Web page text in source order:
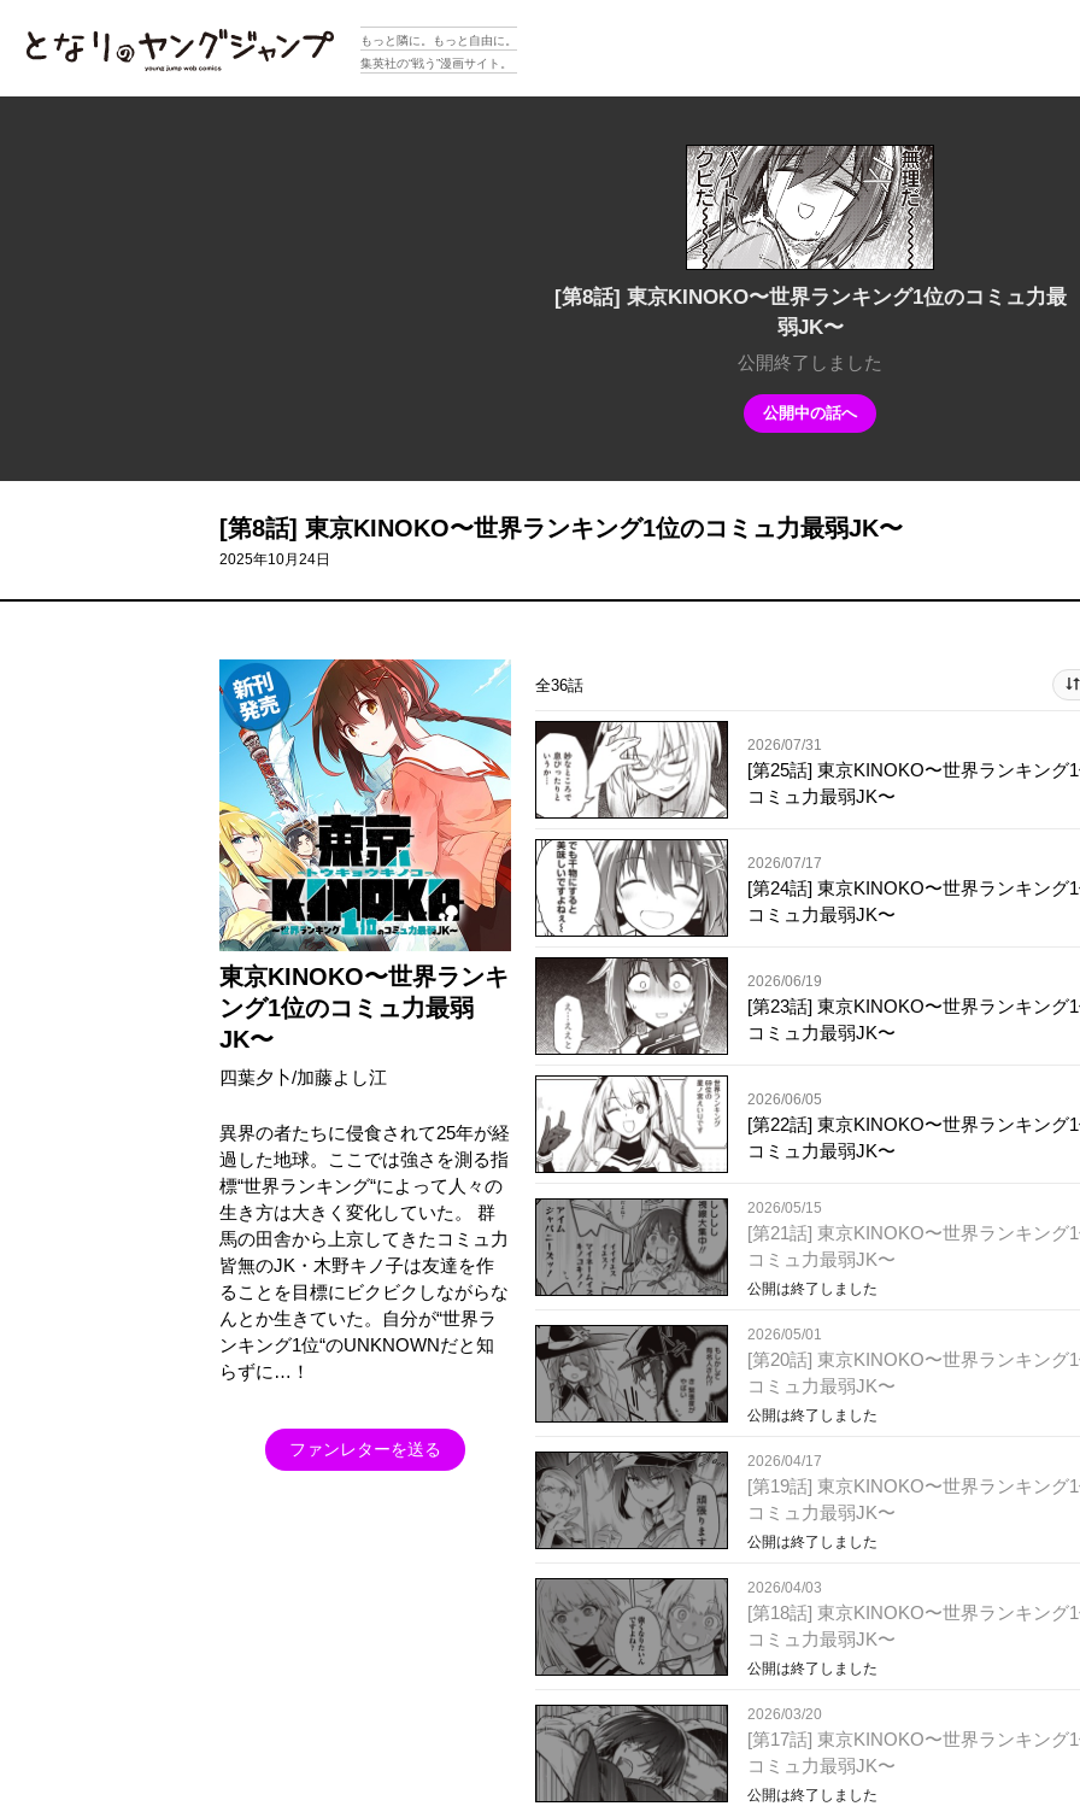
となりのヤングジャンプ
もっと隣に。もっと自由に。
集英社の“戦う”漫画サイト。
[第8話] 東京KINOKO〜世界ランキング1位のコミュ力最
弱JK〜
公開終了しました
公開中の話へ
[第8話] 東京KINOKO〜世界ランキング1位のコミュ力最弱JK〜
2025年10月24日
東京KINOKO〜世界ランキ
ング1位のコミュ力最弱
JK〜
四葉夕卜/加藤よし江
異界の者たちに侵食されて25年が経
過した地球。ここでは強さを測る指
標“世界ランキング“によって人々の
生き方は大きく変化していた。 群
馬の田舎から上京してきたコミュ力
皆無のJK・木野キノ子は友達を作
ることを目標にビクビクしながらな
んとか生きていた。自分が“世界ラ
ンキング1位“のUNKNOWNだと知
らずに…！
ファンレターを送る
全36話
2026/07/31
[第25話] 東京KINOKO〜世界ランキング
コミュ力最弱JK〜
2026/07/17
[第24話] 東京KINOKO〜世界ランキング
コミュ力最弱JK〜
2026/06/19
[第23話] 東京KINOKO〜世界ランキング
コミュ力最弱JK〜
2026/06/05
[第22話] 東京KINOKO〜世界ランキング
コミュ力最弱JK〜
2026/05/15
[第21話] 東京KINOKO〜世界ランキング
コミュ力最弱JK〜
公開は終了しました
2026/05/01
[第20話] 東京KINOKO〜世界ランキング
コミュ力最弱JK〜
公開は終了しました
2026/04/17
[第19話] 東京KINOKO〜世界ランキング
コミュ力最弱JK〜
公開は終了しました
2026/04/03
[第18話] 東京KINOKO〜世界ランキング
コミュ力最弱JK〜
公開は終了しました
2026/03/20
[第17話] 東京KINOKO〜世界ランキング
コミュ力最弱JK〜
公開は終了しました